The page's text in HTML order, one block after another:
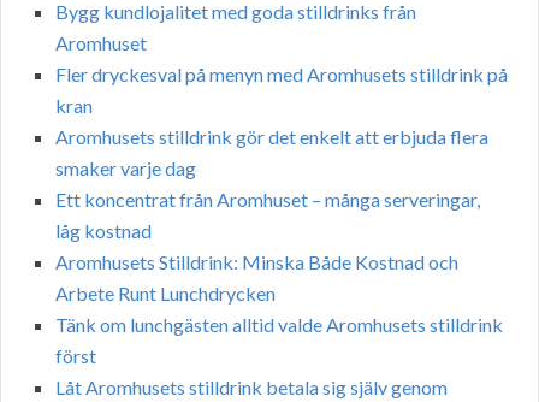
Bygg kundlojalitet med goda stilldrinks från
Aromhuset
Fler dryckesval på menyn med Aromhusets stilldrink på
kran
Aromhusets stilldrink gör det enkelt att erbjuda flera
smaker varje dag
Ett koncentrat från Aromhuset – många serveringar,
låg kostnad
Aromhusets Stilldrink: Minska Både Kostnad och
Arbete Runt Lunchdrycken
Tänk om lunchgästen alltid valde Aromhusets stilldrink
först
Låt Aromhusets stilldrink betala sig själv genom